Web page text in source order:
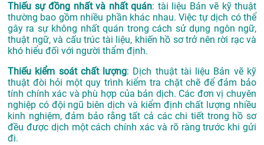
Thiếu sự đồng nhất và nhất quán: tài liệu Bản vẽ kỹ thuật
thường bao gồm nhiều phần khác nhau. Việc tự dịch có thể
gây ra sự không nhất quán trong cách sử dụng ngôn ngữ,
thuật ngữ, và cấu trúc tài liệu, khiến hồ sơ trở nên rời rạc và
khó hiểu đối với người thẩm định.
Thiếu kiểm soát chất lượng: Dịch thuật tài liệu Bản vẽ kỹ
thuật đòi hỏi một quy trình kiểm tra chặt chẽ để đảm bảo
tính chính xác và phù hợp của bản dịch. Các đơn vị chuyên
nghiệp có đội ngũ biên dịch và kiểm định chất lượng nhiều
kinh nghiệm, đảm bảo rằng tất cả các chi tiết trong hồ sơ
đều được dịch một cách chính xác và rõ ràng trước khi gửi
đi.